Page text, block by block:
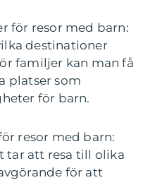
för resor med barn:
destinationer
familjer kan man få
platser som
för barn.
resor med barn:
tar att resa till olika
för att